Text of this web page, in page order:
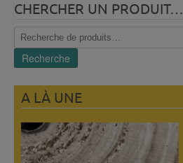
CHERCHER UN PRODUIT…
Recherche
pour :
Recherche
A LÀ UNE